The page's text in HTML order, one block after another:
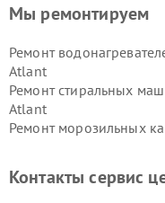
Мы ремонтируем
Ремонт
Atlant
Ремонт стиральных
Atlant
Ремонт морозильных
Контакты сервис